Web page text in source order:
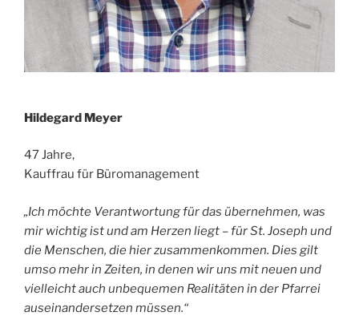
Hildegard Meyer
47 Jahre,
Kauffrau für Büromanagement
„Ich möchte Verantwortung für das übernehmen, was
mir wichtig ist und am Herzen liegt – für St. Joseph und
die Menschen, die hier zusammenkommen. Dies gilt
umso mehr in Zeiten, in denen wir uns mit neuen und
vielleicht auch unbequemen Realitäten in der Pfarrei
auseinandersetzen müssen.“